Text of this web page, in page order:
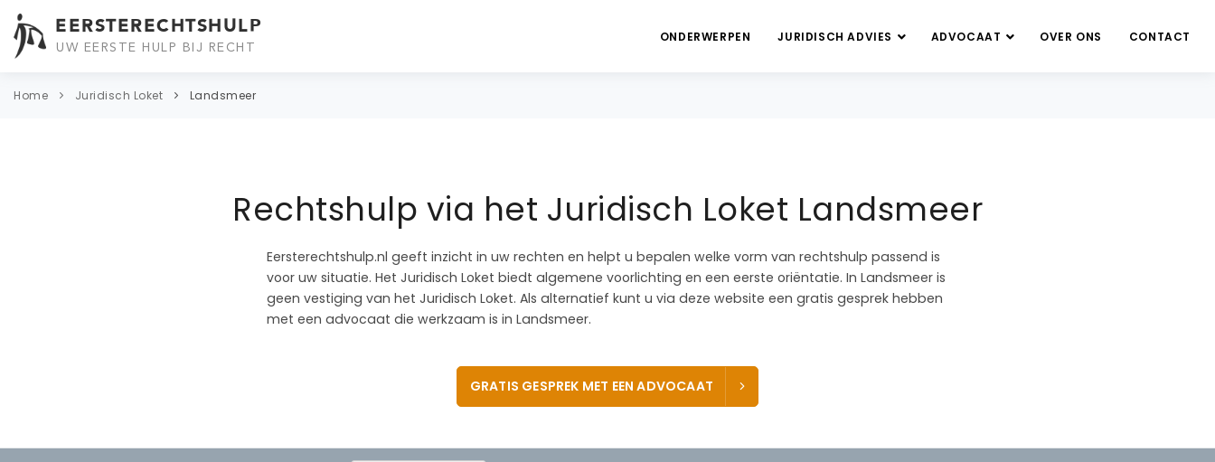
EERSTERECHTSHULP
UW EERSTE HULP BIJ RECHT
ONDERWERPEN JURIDISCH ADVIES ADVOCAAT OVER ONS CONTACT
Home Juridisch Loket Landsmeer
Rechtshulp via het Juridisch Loket Landsmeer
Eersterechtshulp.nl geeft inzicht in uw rechten en helpt u bepalen welke vorm van rechtshulp passend is
voor uw situatie. Het Juridisch Loket biedt algemene voorlichting en een eerste oriëntatie. In Landsmeer is
geen vestiging van het Juridisch Loket. Als alternatief kunt u via deze website een gratis gesprek hebben
met een advocaat die werkzaam is in Landsmeer.
GRATIS GESPREK MET EEN ADVOCAAT